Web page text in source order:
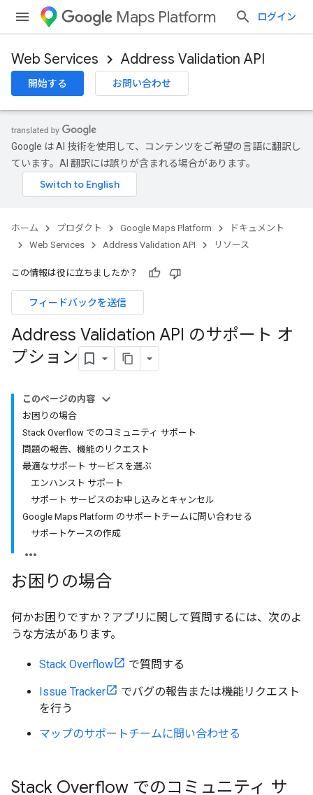
Maps Platform ログイン
Web Services Address Validation API
開始する お問い合わせ
Google は AI 技術を使用して、コンテンツをご希望の言語に翻訳し
ています。AI 翻訳には誤りが含まれる場合があります。
ホーム プロダクト Google Maps Platform
ドキュメント
Web Services
Address Validation API リソース
この情報は役に立ちましたか？
フィードバックを送信
Address Validation API のサポート オ
プション
このページの内容
お困りの場合
Stack Overflow でのコミュニティ サポート
問題の報告、機能のリクエスト
最適なサポート サービスを選ぶ
エンハンスト サポート
サポート サービスのお申し込みとキャンセル
Google Maps Platform のサポートチームに問い合わせる
サポートケースの作成
お困りの場合
何かお困りですか？アプリに関して質問するには、次のよ
うな方法があります。
Stack Overflow で質問する
Issue Tracker
でバグの報告または機能リクエスト
を行う
マップのサポートチームに問い合わせる
Stack Overflow でのコミュニティ サ